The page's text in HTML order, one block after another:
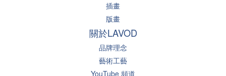
插畫
版畫
關於LAVOD
品牌理念
藝術工藝
YouTube 頻道